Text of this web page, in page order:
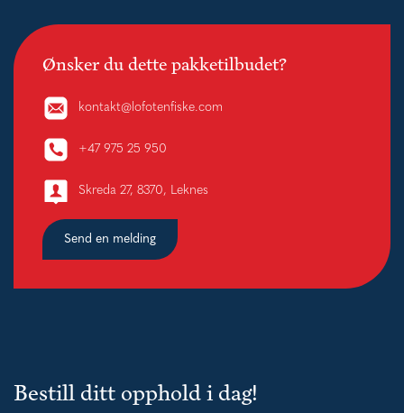
Ønsker du dette pakketilbudet?
kontakt@lofotenfiske.com
+47 975 25 950
Skreda 27, 8370, Leknes
Send en melding
Bestill ditt opphold i dag!